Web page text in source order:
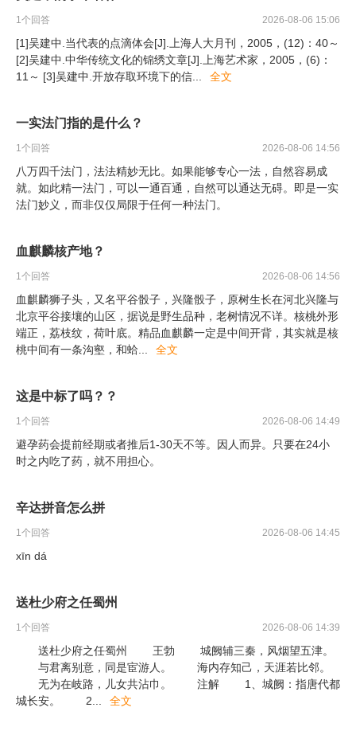
1个回答 2026-08-06 15:06
[1]吴建中.当代表的点滴体会[J].上海人大月刊，2005，(12)：40～
[2]吴建中.中华传统文化的锦绣文章[J].上海艺术家，2005，(6)：
11～ [3]吴建中.开放存取环境下的信
全文
一实法门指的是什么？
1个回答 2026-08-06 14:56
八万四千法门，法法精妙无比。如果能够专心一法，自然容易成
就。如此精一法门，可以一通百通，自然可以通达无碍。即是一实
法门妙义，而非仅仅局限于任何一种法门。
血麒麟核产地？
1个回答 2026-08-06 14:56
血麒麟狮子头，又名平谷骰子，兴隆骰子，原树生长在河北兴隆与
北京平谷接壤的山区，据说是野生品种，老树情况不详。核桃外形
端正，荔枝纹，荷叶底。精品血麒麟一定是中间开背，其实就是核
桃中间有一条沟壑，和蛤
全文
这是中标了吗？？
1个回答 2026-08-06 14:49
避孕药会提前经期或者推后1-30天不等。因人而异。只要在24小
时之内吃了药，就不用担心。
辛达拼音怎么拼
1个回答 2026-08-06 14:45
xīn dá
送杜少府之任蜀州
1个回答 2026-08-06 14:39
送杜少府之任蜀州 王勃 城阙辅三秦，风烟望五津。
与君离别意，同是宦游人。 海内存知己，天涯若比邻。
无为在岐路，儿女共沾巾。 注解 1、城阙：指唐代都
城长安。 2
全文